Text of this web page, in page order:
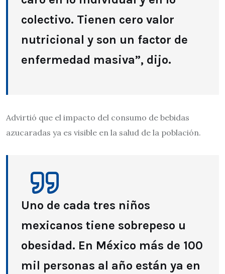
colectivo. Tienen cero valor
nutricional y son un factor de
enfermedad masiva”, dijo.
Advirtió que el impacto del consumo de bebidas
azucaradas ya es visible en la salud de la población.
Uno de cada tres niños
mexicanos tiene sobrepeso u
obesidad. En México más de 100
mil personas al año están ya en